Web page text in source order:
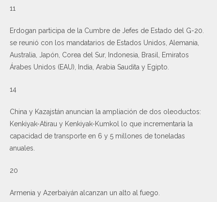
11
Erdogan participa de la Cumbre de Jefes de Estado del G-20.
se reunió con los mandatarios de Estados Unidos, Alemania,
Australia, Japón, Corea del Sur, Indonesia, Brasil, Emiratos
Árabes Unidos (EAU), India, Arabia Saudita y Egipto.
14
China y Kazajstán anuncian la ampliación de dos oleoductos:
Kenkiyak-Atirau y Kenkiyak-Kumkol lo que incrementaría la
capacidad de transporte en 6 y 5 millones de toneladas
anuales.
20
Armenia y Azerbaiyán alcanzan un alto al fuego.